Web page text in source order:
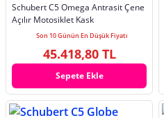
Schubert C5 Omega Antrasit Çene
Açılır Motosiklet Kask
Son 10 Günün En Düşük Fiyatı
45.418,80 TL
Sepete Ekle